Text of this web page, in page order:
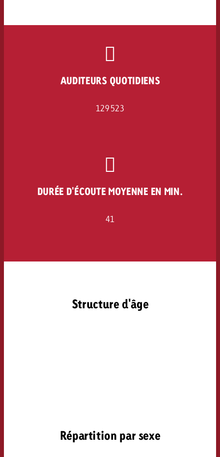
AUDITEURS QUOTIDIENS
129 523
DURÉE D'ÉCOUTE MOYENNE EN MIN.
41
Structure d'âge
Répartition par sexe